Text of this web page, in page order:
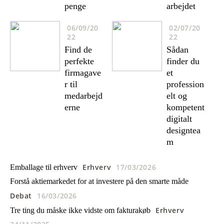
penge
06/09/20
22
Find de
perfekte
firmagave
r til
medarbejd
erne
arbejdet
02/07/20
22
Sådan
finder du
et
profession
elt og
kompetent
digitalt
designtea
m
Emballage til erhverv Erhverv 17/03/2026
Forstå aktiemarkedet for at investere på den smarte måde
Debat 16/03/2026
Tre ting du måske ikke vidste om fakturakøb
Erhverv